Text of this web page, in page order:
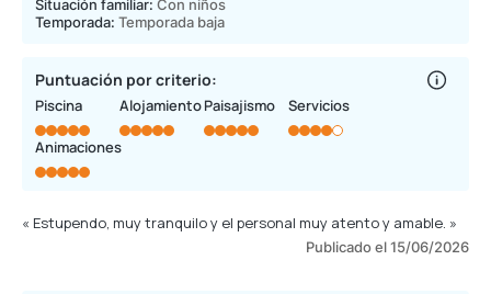
Situación familiar: Con niños
Temporada: Temporada baja
Puntuación por criterio:
Piscina Alojamiento Paisajismo Servicios
Animaciones
« Estupendo, muy tranquilo y el personal muy atento y amable. »
Publicado el 15/06/2026